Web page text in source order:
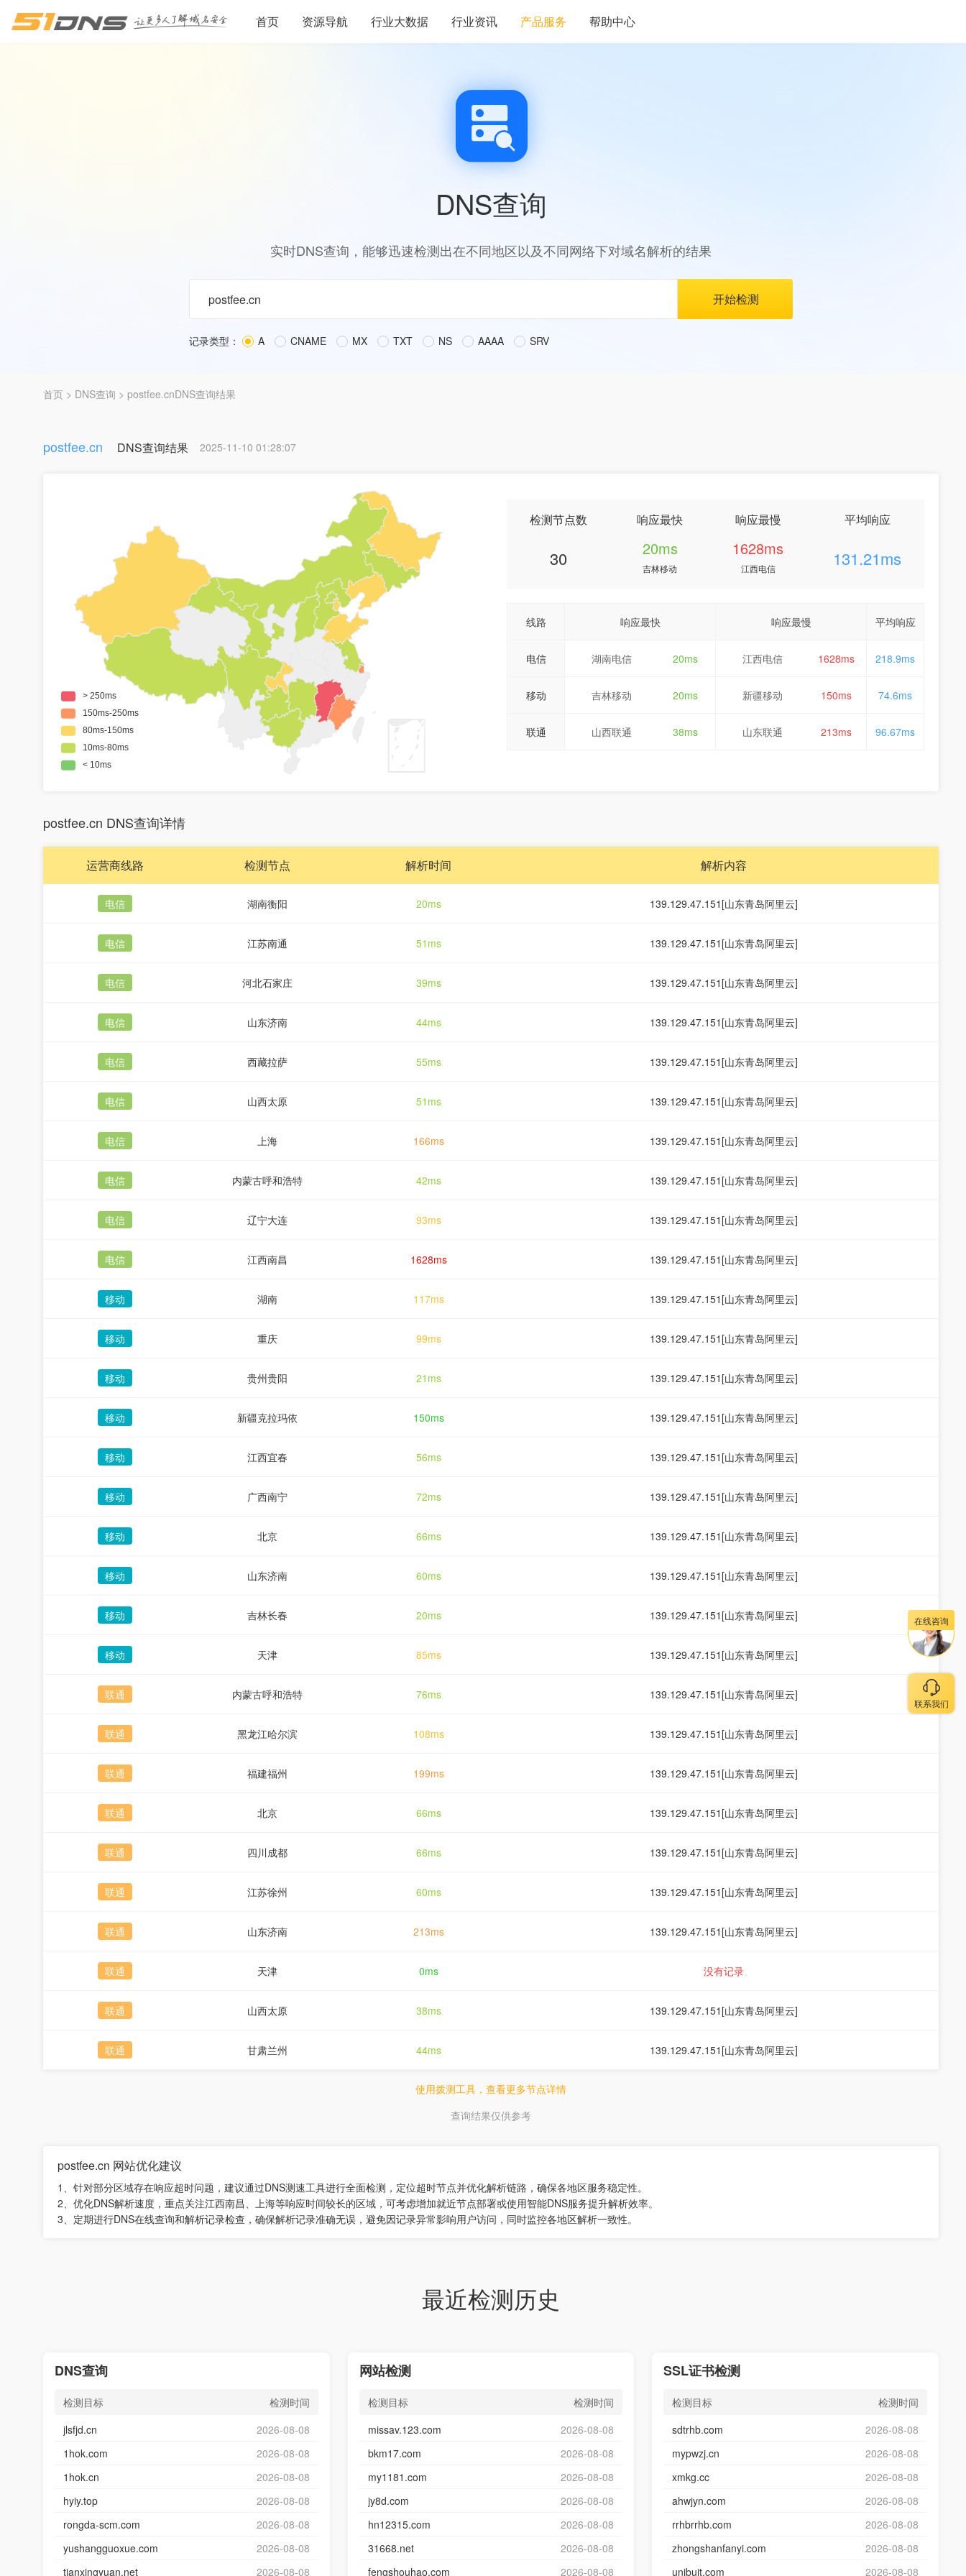
首页 资源导航 行业大数据 行业资讯 产品服务 帮助中心
DNS查询
实时DNS查询，能够迅速检测出在不同地区以及不同网络下对域名解析的结果
记录类型： A CNAME MX TXT NS AAAA SRV
首页 > DNS查询 > postfee.cnDNS查询结果
postfee.cn DNS查询结果 2025-11-10 01:28:07
检测节点数
30
响应最快
20ms
吉林移动
响应最慢
1628ms
江西电信
平均响应
131.21ms
线路 响应最快 响应最慢 平均响应
电信 湖南电信 20ms 江西电信 1628ms 218.9ms
移动 吉林移动 20ms 新疆移动 150ms 74.6ms
联通 山西联通 38ms 山东联通 213ms 96.67ms
postfee.cn DNS查询详情
运营商线路 检测节点 解析时间 解析内容
电信 湖南衡阳 20ms 139.129.47.151[山东青岛阿里云]
电信 江苏南通 51ms 139.129.47.151[山东青岛阿里云]
电信 河北石家庄 39ms 139.129.47.151[山东青岛阿里云]
电信 山东济南 44ms 139.129.47.151[山东青岛阿里云]
电信 西藏拉萨 55ms 139.129.47.151[山东青岛阿里云]
电信 山西太原 51ms 139.129.47.151[山东青岛阿里云]
电信 上海 166ms 139.129.47.151[山东青岛阿里云]
电信 内蒙古呼和浩特 42ms 139.129.47.151[山东青岛阿里云]
电信 辽宁大连 93ms 139.129.47.151[山东青岛阿里云]
电信 江西南昌 1628ms 139.129.47.151[山东青岛阿里云]
移动 湖南 117ms 139.129.47.151[山东青岛阿里云]
移动 重庆 99ms 139.129.47.151[山东青岛阿里云]
移动 贵州贵阳 21ms 139.129.47.151[山东青岛阿里云]
移动 新疆克拉玛依 150ms 139.129.47.151[山东青岛阿里云]
移动 江西宜春 56ms 139.129.47.151[山东青岛阿里云]
移动 广西南宁 72ms 139.129.47.151[山东青岛阿里云]
移动 北京 66ms 139.129.47.151[山东青岛阿里云]
移动 山东济南 60ms 139.129.47.151[山东青岛阿里云]
移动 吉林长春 20ms 139.129.47.151[山东青岛阿里云]
移动 天津 85ms 139.129.47.151[山东青岛阿里云]
联通 内蒙古呼和浩特 76ms 139.129.47.151[山东青岛阿里云]
联通 黑龙江哈尔滨 108ms 139.129.47.151[山东青岛阿里云]
联通 福建福州 199ms 139.129.47.151[山东青岛阿里云]
联通 北京 66ms 139.129.47.151[山东青岛阿里云]
联通 四川成都 66ms 139.129.47.151[山东青岛阿里云]
联通 江苏徐州 60ms 139.129.47.151[山东青岛阿里云]
联通 山东济南 213ms 139.129.47.151[山东青岛阿里云]
联通 天津 0ms 没有记录
联通 山西太原 38ms 139.129.47.151[山东青岛阿里云]
联通 甘肃兰州 44ms 139.129.47.151[山东青岛阿里云]
使用拨测工具，查看更多节点详情
查询结果仅供参考
postfee.cn 网站优化建议
1、针对部分区域存在响应超时问题，建议通过DNS测速工具进行全面检测，定位超时节点并优化解析链路，确保各地区服务稳定性。
2、优化DNS解析速度，重点关注江西南昌、上海等响应时间较长的区域，可考虑增加就近节点部署或使用智能DNS服务提升解析效率。
3、定期进行DNS在线查询和解析记录检查，确保解析记录准确无误，避免因记录异常影响用户访问，同时监控各地区解析一致性。
最近检测历史
DNS查询
检测目标
检测时间
jlsfjd.cn
2026-08-08
1hok.com
2026-08-08
1hok.cn
2026-08-08
hyiy.top
2026-08-08
rongda-scm.com
2026-08-08
yushangguoxue.com
2026-08-08
tianxingyuan.net
2026-08-08
网站检测
检测目标
检测时间
missav.123.com
2026-08-08
bkm17.com
2026-08-08
my1181.com
2026-08-08
jy8d.com
2026-08-08
hn12315.com
2026-08-08
31668.net
2026-08-08
fengshouhao.com
2026-08-08
SSL证书检测
检测目标
检测时间
sdtrhb.com
2026-08-08
mypwzj.cn
2026-08-08
xmkg.cc
2026-08-08
ahwjyn.com
2026-08-08
rrhbrrhb.com
2026-08-08
zhongshanfanyi.com
2026-08-08
unibuit.com
2026-08-08
在线咨询
联系我们